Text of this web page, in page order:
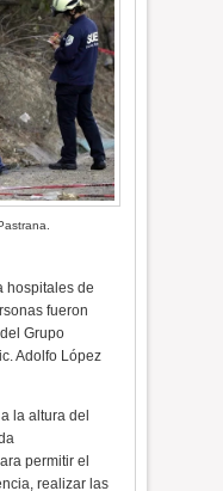
hospitales de
fueron
Grupo
Adolfo López
la altura del
permitir el
realizar las